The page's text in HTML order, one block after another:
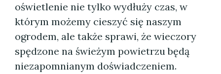
oświetlenie nie tylko wydłuży czas, w
którym możemy cieszyć się naszym
ogrodem, ale także sprawi, że wieczory
spędzone na świeżym powietrzu będą
niezapomnianym doświadczeniem.